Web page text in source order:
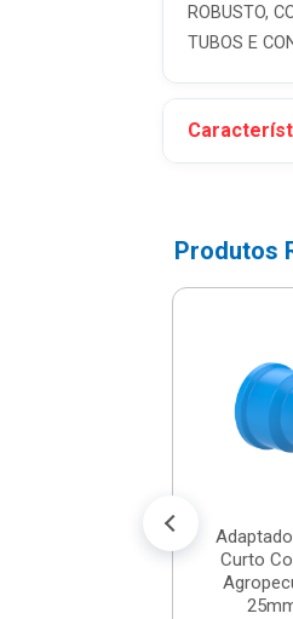
ROBUSTO,
TUBOS E
Produtos
Curto